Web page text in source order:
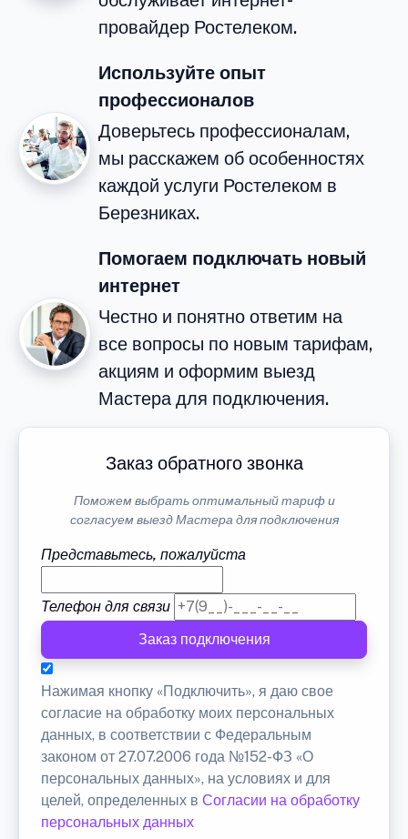
провайдер Ростелеком.
Используйте опыт
профессионалов
Доверьтесь профессионалам,
мы расскажем об особенностях
каждой услуги Ростелеком в
Березниках.
Помогаем подключать новый
интернет
Честно и понятно ответим на
все вопросы по новым тарифам,
акциям и оформим выезд
Мастера для подключения.
Заказ обратного звонка
Поможем выбрать оптимальный тариф и
согласуем выезд Мастера для подключения
Представьтесь, пожалуйста
Телефон для связи
Заказ подключения
Нажимая кнопку «Подключить», я даю свое
согласие на обработку моих персональных
данных, в соответствии с Федеральным
законом от 27.07.2006 года №152-ФЗ «О
персональных данных», на условиях и для
целей, определенных в Согласии на обработку
персональных данных